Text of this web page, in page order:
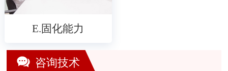
E.固化能力
咨询技术